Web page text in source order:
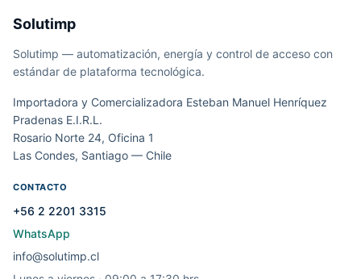
Solutimp
Solutimp — automatización, energía y control de acceso con
estándar de plataforma tecnológica.
Importadora y Comercializadora Esteban Manuel Henríquez
Pradenas E.I.R.L.
Rosario Norte 24, Oficina 1
Las Condes, Santiago — Chile
CONTACTO
+56 2 2201 3315
WhatsApp
info@solutimp.cl